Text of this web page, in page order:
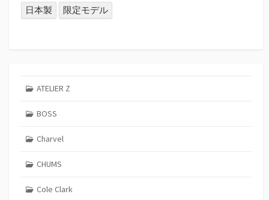
日本製 限定モデル
ATELIER Z
BOSS
Charvel
CHUMS
Cole Clark